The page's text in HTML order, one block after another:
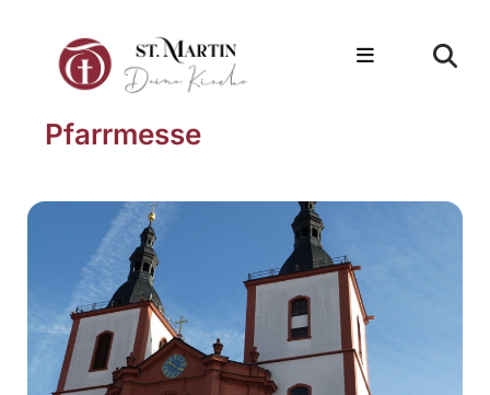
Pfarrmesse